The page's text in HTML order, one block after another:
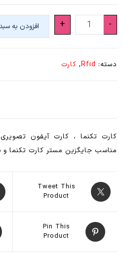
-
کارت
آیفون
+ افزودن به
دسته: Rfid
, کارت
کارت تکنما ، کارت آیفون
مناسب جایگزین مستر کارت تکنما و
Tweet This
Product
Pin This
Product